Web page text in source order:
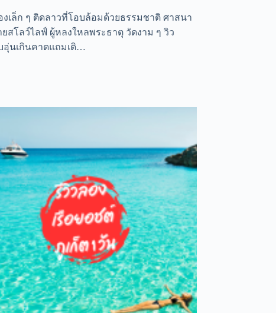
เล็ก ๆ ติดลาวที่โอบล้อมด้วยธรรมชาติ ศาสนา
โลว์ไลฟ์ ผู้หลงใหลพระธาตุ วัดงาม ๆ วิว
อุ่นเกินคาดแถมเดิ…